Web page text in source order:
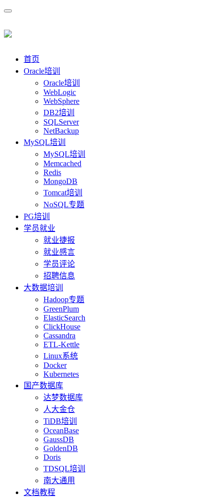
首页
Oracle培训
Oracle培训
WebLogic
WebSphere
DB2培训
SQLServer
NetBackup
MySQL培训
MySQL培训
Memcached
Redis
MongoDB
Tomcat培训
NoSQL专题
PG培训
学员就业
就业捷报
就业感言
学员评论
招聘信息
大数据培训
Hadoop专题
GreenPlum
ElasticSearch
ClickHouse
Cassandra
ETL-Kettle
Linux系统
Docker
Kubernetes
国产数据库
达梦数据库
人大金仓
TiDB培训
OceanBase
GaussDB
GoldenDB
Doris
TDSQL培训
南大通用
文档教程